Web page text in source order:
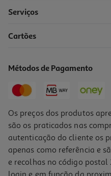
+0,10 € Depósito
Serviços
Cartões
Métodos de Pagamento
Os preços dos produtos
são os praticados nas
autenticação do cliente os
apenas como referência e
e recolhas no código